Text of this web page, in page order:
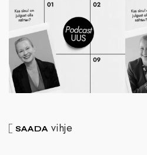
SAADA vihje